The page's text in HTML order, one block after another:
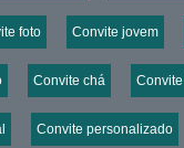
foto Convite jovem
Convite chá
Convite personalizado